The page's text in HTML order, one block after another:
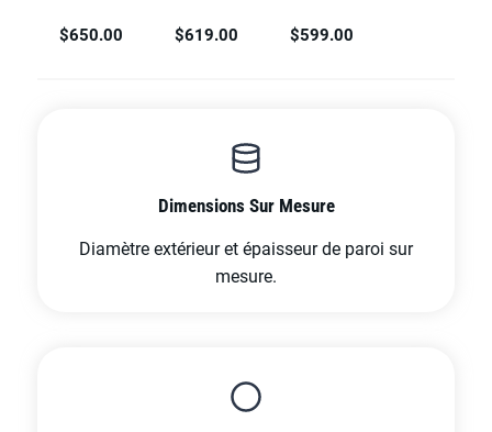
$650.00 $619.00 $599.00
Dimensions Sur Mesure
Diamètre extérieur et épaisseur de paroi sur
mesure.